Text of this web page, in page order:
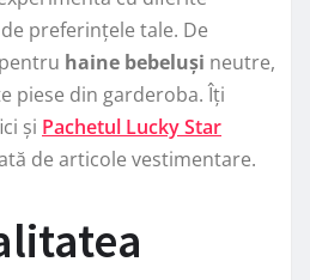
preferințele tale. De
haine bebeluși neutre,
piese din garderoba. Îți
și Pachetul Lucky Star
de articole vestimentare.